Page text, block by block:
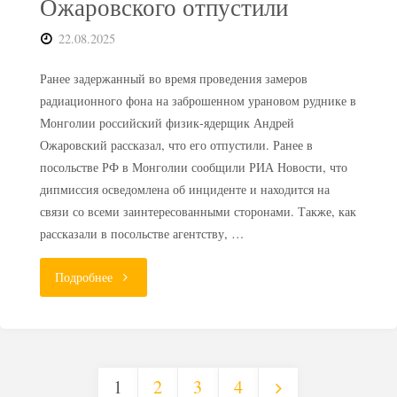
Ожаровского отпустили
22.08.2025
Ранее задержанный во время проведения замеров
радиационного фона на заброшенном урановом руднике в
Монголии российский физик-ядерщик Андрей
Ожаровский рассказал, что его отпустили. Ранее в
посольстве РФ в Монголии сообщили РИА Новости, что
дипмиссия осведомлена об инциденте и находится на
связи со всеми заинтересованными сторонами. Также, как
рассказали в посольстве агентству, …
Подробнее"Задержанного
эксперта
1 2 3 4